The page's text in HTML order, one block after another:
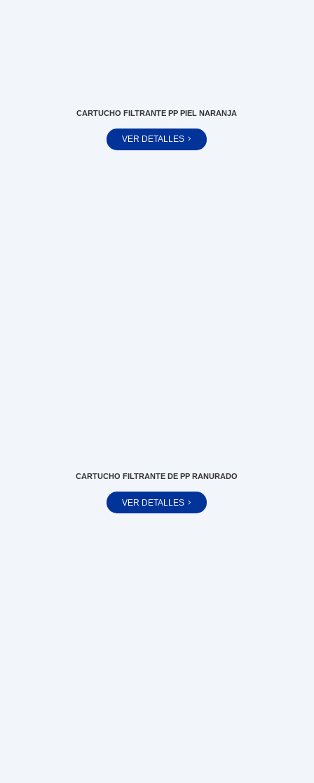
CARTUCHO FILTRANTE PP PIEL NARANJA
VER DETALLES
CARTUCHO FILTRANTE DE PP RANURADO
VER DETALLES